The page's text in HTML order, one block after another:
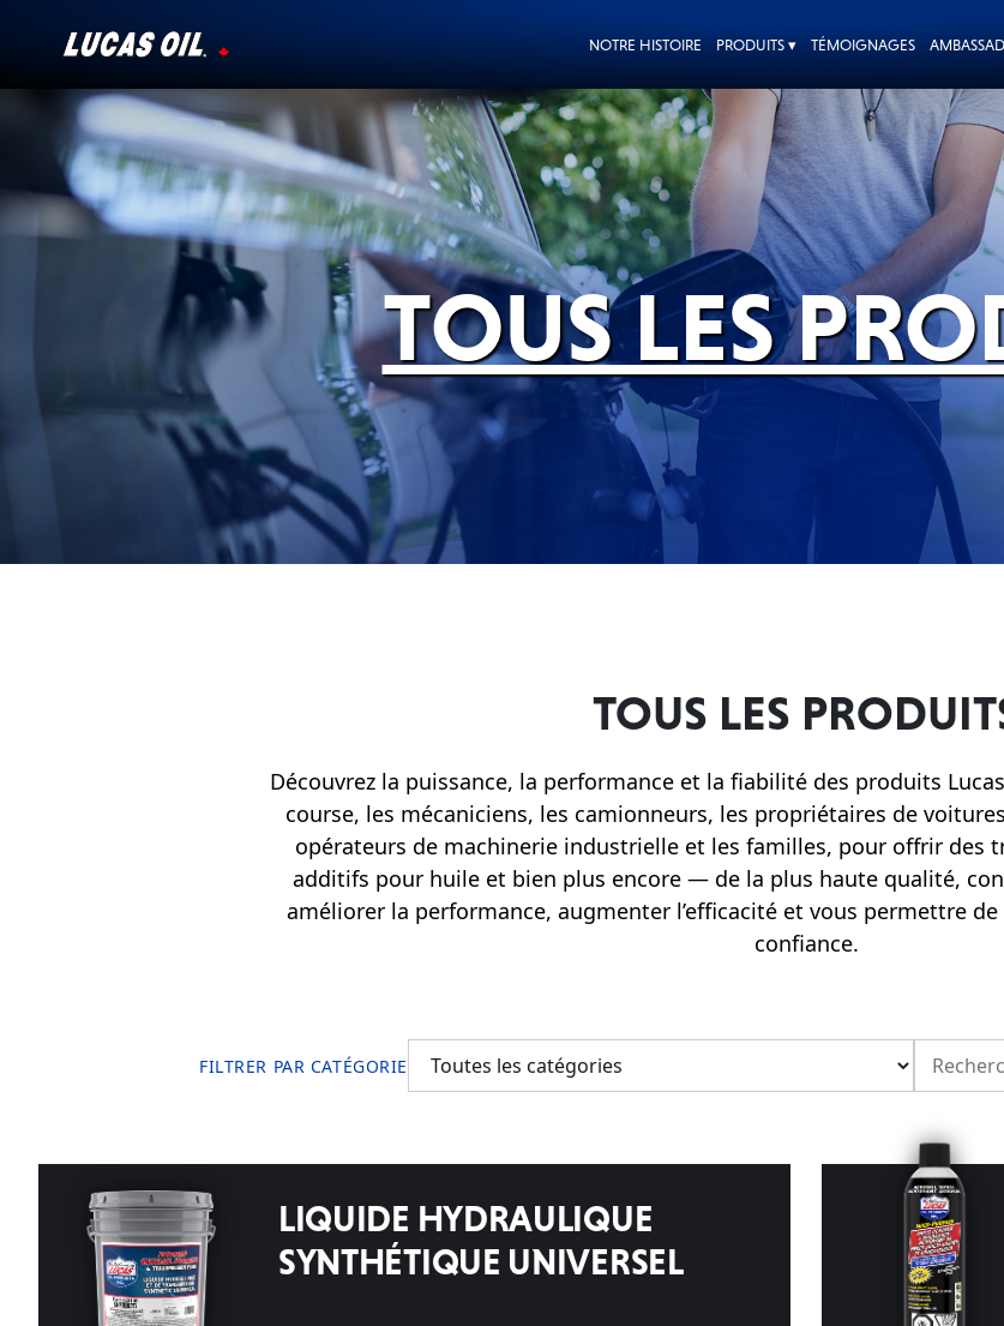
NOTRE HISTOIRE PRODUITS ▾ TÉMOIGNAGES
Notre histoire
Témoignages
Ambassadeurs
Pourquoi Lucas
Trouver un Détaillant
Mon Véhicule
TOUS LES
TOUS LES
Découvrez la puissance, la performance et la fiabilité des produits
course, les mécaniciens, les camionneurs, les propriétaires de
opérateurs de machinerie industrielle et les familles, pour offrir des
additifs pour huile et bien plus encore — de la plus haute qualité,
améliorer la performance, augmenter l’efficacité et vous permettre
confiance.
FILTRER PAR CATÉGORIE
LIQUIDE HYDRAULIQUE
SYNTHÉTIQUE UNIVERSEL